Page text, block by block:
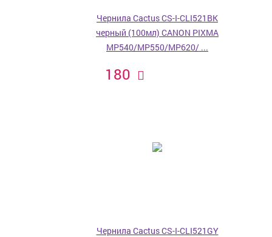
Чернила Cactus CS-I-CLI521BK
черный (100мл) CANON PIXMA
MP540/MP550/MP620/ ...
180
Чернила Cactus CS-I-CLI521GY